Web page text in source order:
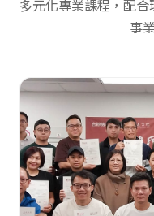
多元化專業課程，配
事